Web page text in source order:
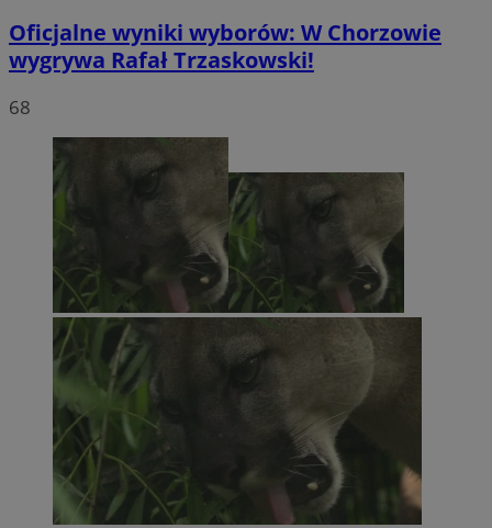
Oficjalne wyniki wyborów: W Chorzowie
wygrywa Rafał Trzaskowski!
68